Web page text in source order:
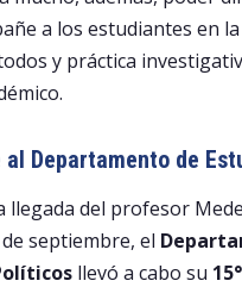
a los estudiantes en
y práctica
al Departamento de
llegada del profesor
septiembre, el
llevó a cabo su